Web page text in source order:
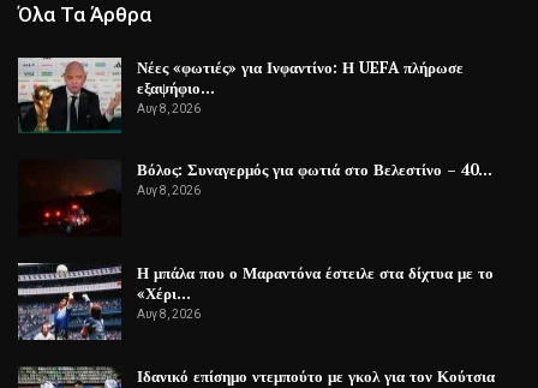
Όλα Τα Άρθρα
Νέες «φωτιές» για Ινφαντίνο: Η UEFA πλήρωσε
εξαψήφιο…
Αυγ 8, 2026
Βόλος: Συναγερμός για φωτιά στο Βελεστίνο – 40…
Αυγ 8, 2026
Η μπάλα που ο Μαραντόνα έστειλε στα δίχτυα με το
«Χέρι…
Αυγ 8, 2026
Ιδανικό επίσημο ντεμπούτο με γκολ για τον Κούτσια